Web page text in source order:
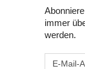
immer
werden.